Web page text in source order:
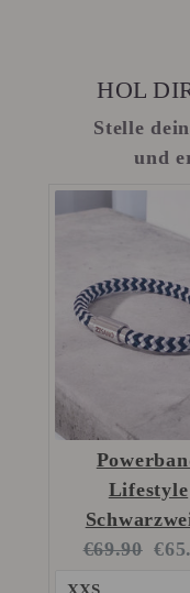
HOL
Stelle
und
Lifestyle
Original
€69.90